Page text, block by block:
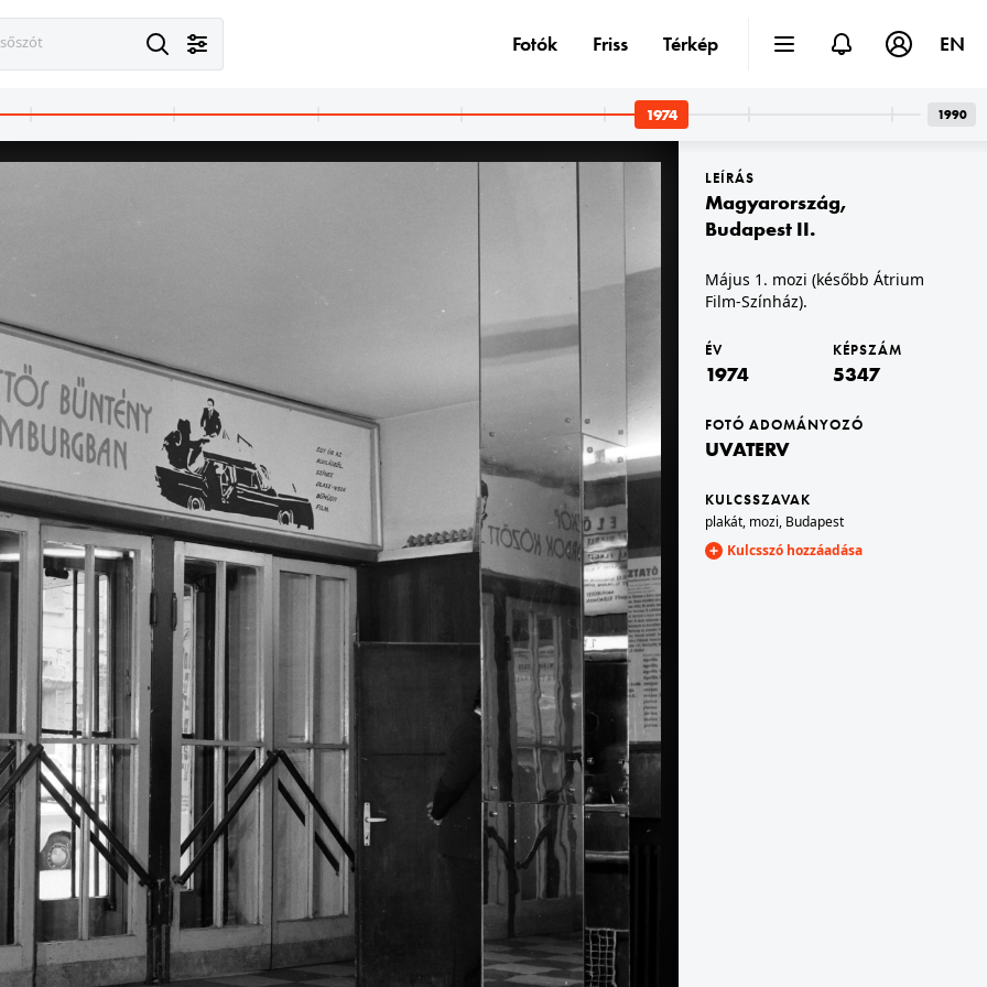
Wiener Platz (ekkor névtelen, később Leninplatz), szemben a Prager Strasse mellett az Interhotel Bastei és étterme. Jobbra a Kreuzkirche tornya látható.
1974 · Budapest I. · budai Vár
Tóth Árpád sétányra néző ablak.
1974 · Budapest I. · budai Vár
sarok.
1974 · Budapest I. · Víziváros
Donáti utca a Toldy Ferenc utca elágazása felől.
1974 · Budapest I. · Víziváros
Donáti utca - Toldy Ferenc utca elágazása.
· Budapest XII.
utca, a 2-es autóbusz végállomása, jobbra lefelé a Thomán István (Pagony) utca. Kilátás a budai Vár és a Gellért-hegy felé.
Korhatáros tartalom
Megtekintés
1974 · Magyarország
1974 · Budapest II.
Május 1. mozi (később Átrium Film-Színház).
LEÍRÁS
Magyarország,
Budapest II.
Május 1. mozi (később Átrium
Film-Színház).
ÉV
1974
KÉPSZÁM
5347
FOTÓ ADOMÁNYOZÓ
UVATERV
KULCSSZAVAK
plakát, mozi, Budapest
Kulcsszó hozzáadása
Fotók Friss Térkép EN
1990
1974